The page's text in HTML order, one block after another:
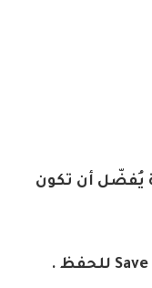
يُفضّل أن تكون
للحفظ .